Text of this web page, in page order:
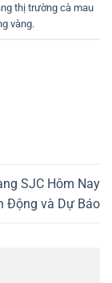
thị trường cà mau
vàng.
SJC Hôm Nay
Động và Dự Báo